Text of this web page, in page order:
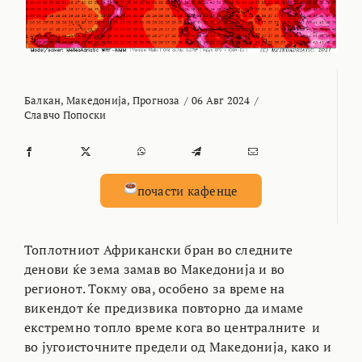
Балкан, Македонија, Прогноза / 06 Авг 2024 /
Славчо Попоски
почасти кафенце
Топлотниот Африкански бран во следните
денови ќе зема замав во Македонија и во
регионот. Токму ова, особено за време на
викендот ќе предизвика повторно да имаме
екстремно топло време кога во централните и
во југоисточните предели од Македонија, како и